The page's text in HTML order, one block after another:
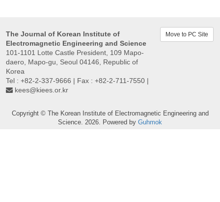
The Journal of Korean Institute of
Electromagnetic Engineering and Science
101-1101 Lotte Castle President, 109 Mapo-
daero, Mapo-gu, Seoul 04146, Republic of
Korea
Tel : +82-2-337-9666 | Fax : +82-2-711-7550 |
kees@kiees.or.kr
Move to PC Site
Copyright © The Korean Institute of Electromagnetic Engineering and
Science. 2026. Powered by Guhmok